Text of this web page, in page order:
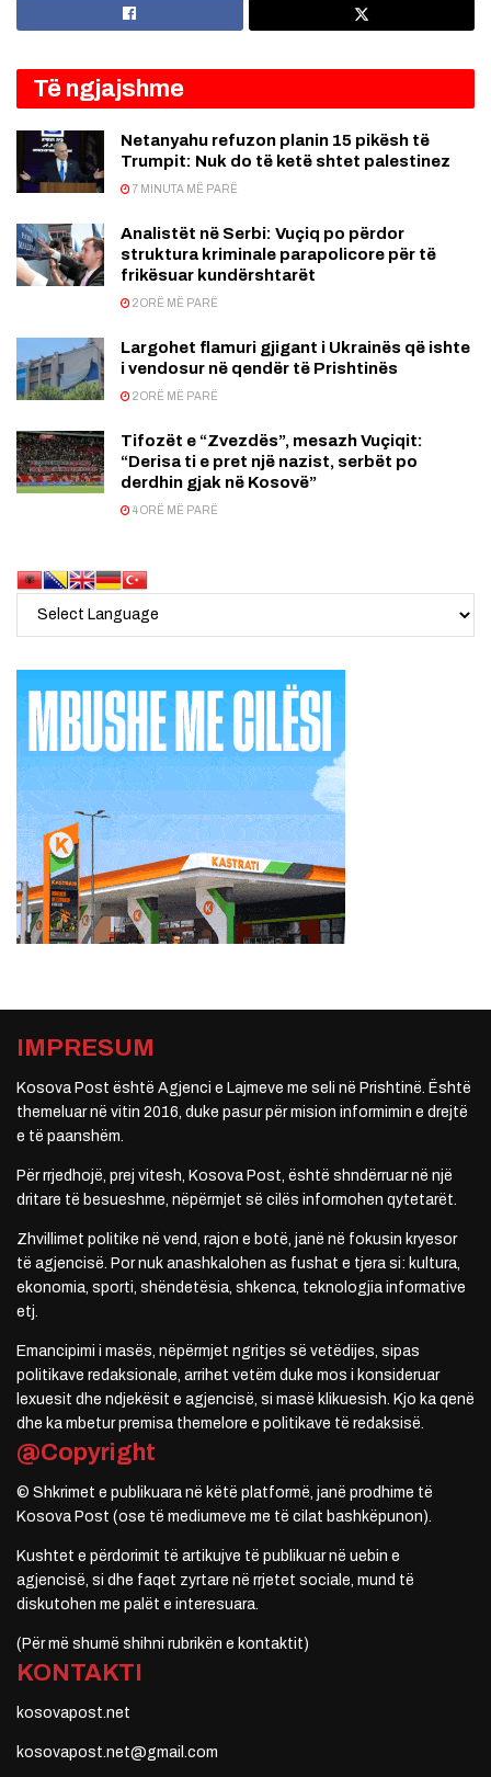
Të ngjajshme
Netanyahu refuzon planin 15 pikësh të
Trumpit: Nuk do të ketë shtet palestinez
7 MINUTA MË PARË
Analistët në Serbi: Vuçiq po përdor
struktura kriminale parapolicore për të
frikësuar kundërshtarët
2 ORË MË PARË
Largohet flamuri gjigant i Ukrainës që ishte
i vendosur në qendër të Prishtinës
2 ORË MË PARË
Tifozët e “Zvezdës”, mesazh Vuçiqit:
“Derisa ti e pret një nazist, serbët po
derdhin gjak në Kosovë”
4 ORË MË PARË
IMPRESUM
Kosova Post është Agjenci e Lajmeve me seli në Prishtinë. Është
themeluar në vitin 2016, duke pasur për mision informimin e drejtë
e të paanshëm.
Për rrjedhojë, prej vitesh, Kosova Post, është shndërruar në një
dritare të besueshme, nëpërmjet së cilës informohen qytetarët.
Zhvillimet politike në vend, rajon e botë, janë në fokusin kryesor
të agjencisë. Por nuk anashkalohen as fushat e tjera si: kultura,
ekonomia, sporti, shëndetësia, shkenca, teknologjia informative
etj.
Emancipimi i masës, nëpërmjet ngritjes së vetëdijes, sipas
politikave redaksionale, arrihet vetëm duke mos i konsideruar
lexuesit dhe ndjekësit e agjencisë, si masë klikuesish. Kjo ka qenë
dhe ka mbetur premisa themelore e politikave të redaksisë.
@Copyright
© Shkrimet e publikuara në këtë platformë, janë prodhime të
Kosova Post (ose të mediumeve me të cilat bashkëpunon).
Kushtet e përdorimit të artikujve të publikuar në uebin e
agjencisë, si dhe faqet zyrtare në rrjetet sociale, mund të
diskutohen me palët e interesuara.
(Për më shumë shihni rubrikën e kontaktit)
KONTAKTI
kosovapost.net
kosovapost.net@gmail.com